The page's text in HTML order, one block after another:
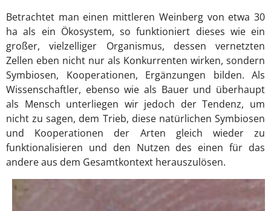
Betrachtet man einen mittleren Weinberg von etwa 30
ha als ein Ökosystem, so funktioniert dieses wie ein
großer, vielzelliger Organismus, dessen vernetzten
Zellen eben nicht nur als Konkurrenten wirken, sondern
Symbiosen, Kooperationen, Ergänzungen bilden. Als
Wissenschaftler, ebenso wie als Bauer und überhaupt
als Mensch unterliegen wir jedoch der Tendenz, um
nicht zu sagen, dem Trieb, diese natürlichen Symbiosen
und Kooperationen der Arten gleich wieder zu
funktionalisieren und den Nutzen des einen für das
andere aus dem Gesamtkontext herauszulösen.